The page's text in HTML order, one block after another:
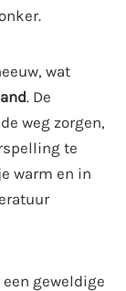
wat
. De
weg zorgen,
te
warm en in
geweldige